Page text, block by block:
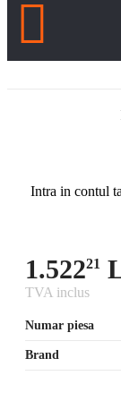
Intra in contul
1.52221
TVA inclus
Numar piesa
Brand